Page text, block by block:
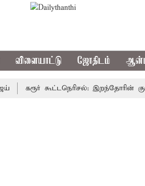
விளையாட்டு ஜோதிடம்
கரூர் கூட்டநெரிசல்: இறந்தோரின்